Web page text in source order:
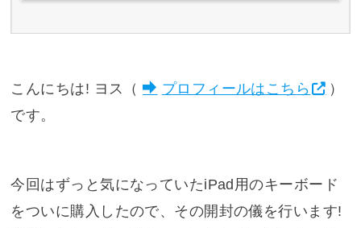
こんにちは! ヨス（ プロフィールはこちら
）
です。
今回はずっと気になっていたiPad用のキーボード
をついに購入したので、その開封の儀を行います!